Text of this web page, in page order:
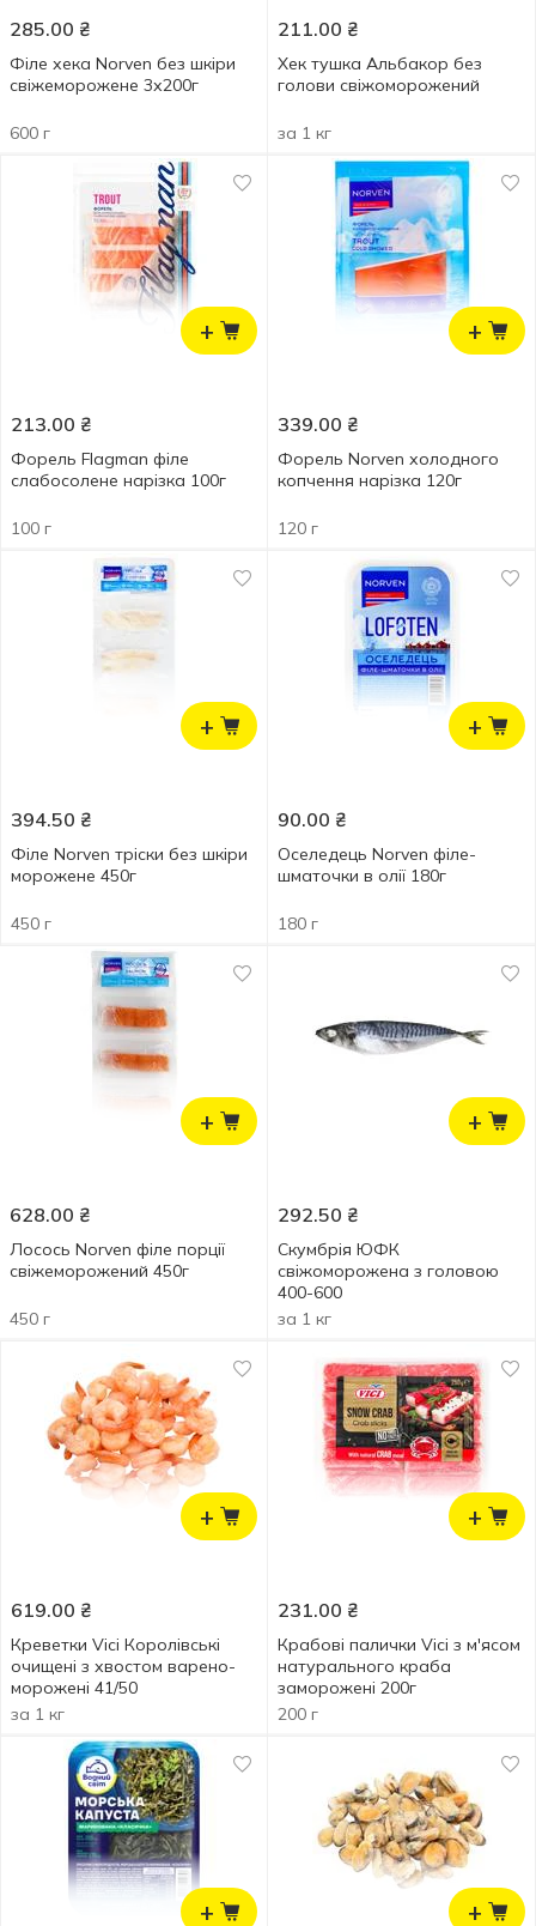
285.00 ₴
Філе хека Norven без шкіри
свіжеморожене 3х200г
600 г
211.00 ₴
Хек тушка Альбакор без
голови свіжоморожений
за 1 кг
+
213.00 ₴
Форель Flagman філе
слабосолене нарізка 100г
100 г
+
339.00 ₴
Форель Norven холодного
копчення нарізка 120г
120 г
+
394.50 ₴
Філе Norven тріски без шкіри
морожене 450г
450 г
+
90.00 ₴
Оселедець Norven філе-
шматочки в олії 180г
180 г
+
628.00 ₴
Лосось Norven філе порції
свіжеморожений 450г
450 г
+
292.50 ₴
Скумбрія ЮФК
свіжоморожена з головою
400-600
за 1 кг
+
619.00 ₴
Креветки Vici Королівські
очищені з хвостом варено-
морожені 41/50
за 1 кг
+
231.00 ₴
Крабові палички Vici з м'ясом
натурального краба
заморожені 200г
200 г
+ +